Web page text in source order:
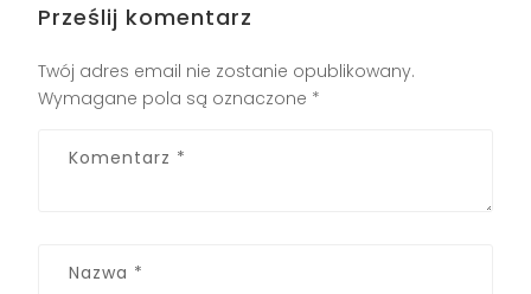
Prześlij komentarz
Twój adres email nie zostanie opublikowany.
Wymagane pola są oznaczone *